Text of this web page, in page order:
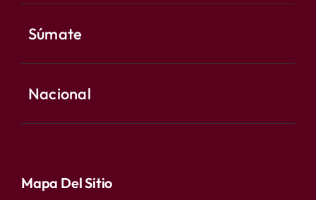
Súmate
Nacional
Mapa Del Sitio